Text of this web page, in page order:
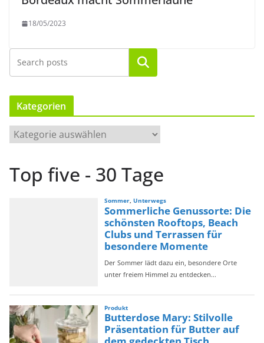
18/05/2023
Suchen
Kategorien
Top five - 30 Tage